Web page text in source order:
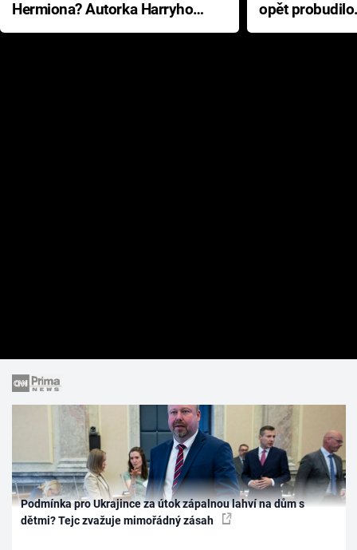
Hermiona? Autorka Harryho
Pottera přišla s ráznou
opět
přichází s
Podmínka pro Ukrajince za útok zápalnou lahví na dům s
dětmi? Tejc zvažuje mimořádný zásah